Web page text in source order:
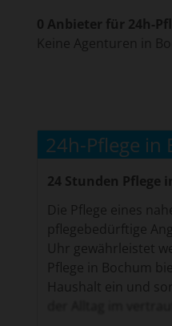
0 Anbieter für 24h-
Keine Agenturen in
24h-Pflege in
24 Stunden Pflege
Die Pflege eines
pflegebedürftige
Uhr gewährleistet
Pflege in Bochum
Haushalt ein und